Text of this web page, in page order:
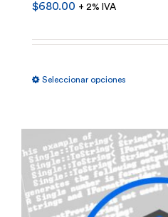
$680.00 + 2% IVA
Seleccionar opciones
Las
opciones